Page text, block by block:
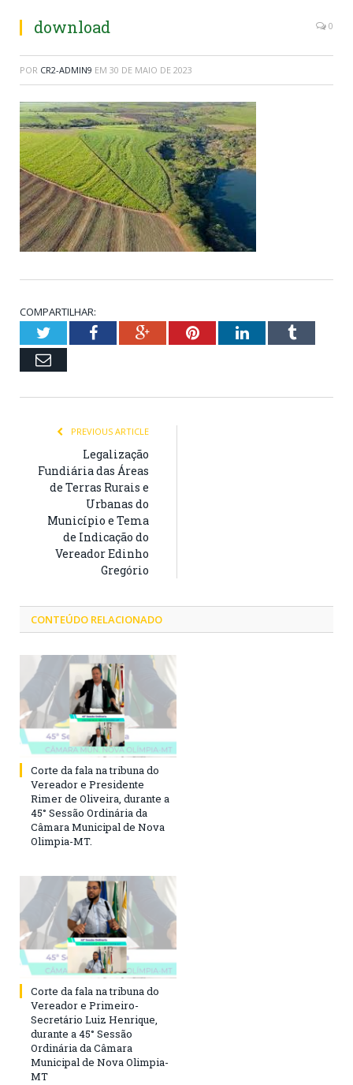
download 0
POR CR2-ADMIN9 EM 30 DE MAIO DE 2023
COMPARTILHAR:
TwitterFacebookGoogle+PinterestLinkedInTumblr
Email
PREVIOUS ARTICLE
Legalização
Fundiária das Áreas
de Terras Rurais e
Urbanas do
Município e Tema
de Indicação do
Vereador Edinho
Gregório
CONTEÚDO RELACIONADO
Corte da fala na tribuna do
Vereador e Presidente
Rimer de Oliveira, durante a
45° Sessão Ordinária da
Câmara Municipal de Nova
Olimpia-MT.
Corte da fala na tribuna do
Vereador e Primeiro-
Secretário Luiz Henrique,
durante a 45° Sessão
Ordinária da Câmara
Municipal de Nova Olimpia-
MT